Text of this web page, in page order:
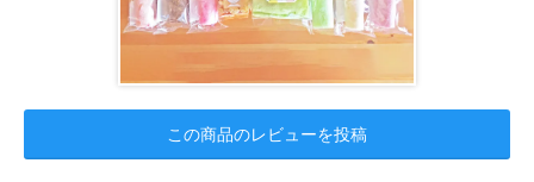
この商品のレビューを投稿